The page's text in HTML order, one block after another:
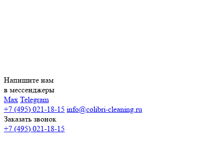
Напишите нам
в мессенджеры
Max Telegram
+7 (495) 021-18-15 info@colibri-cleaning.ru
Заказать звонок
+7 (495) 021-18-15